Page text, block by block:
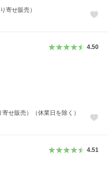
寄せ販売）
4.50
せ販売）（休業日を除く）
4.51